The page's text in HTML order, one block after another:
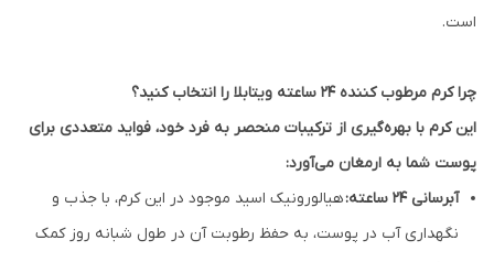
است.
چرا کرم مرطوب کننده 24 ساعته ویتابلا را انتخاب کنید؟
این کرم با بهره‌گیری از ترکیبات منحصر به فرد خود، فواید متعددی برای
پوست شما به ارمغان می‌آورد:
آبرسانی 24 ساعته:
هیالورونیک اسید موجود در این کرم، با جذب و
نگهداری آب در پوست، به حفظ رطوبت آن در طول شبانه روز کمک